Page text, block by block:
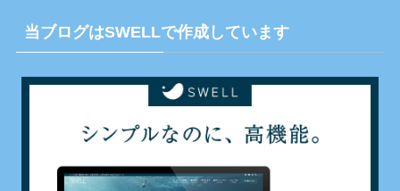
当ブログはSWELLで作成しています